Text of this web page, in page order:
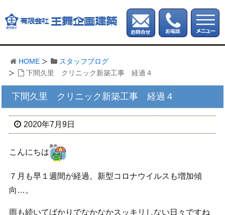
HOME
スタッフブログ
下間久里 クリニック新築工事 経過４
下間久里 クリニック新築工事 経過４
2020年7月9日
こんにちは
７月も早１週間が経過。新型コロナウイルスも増加傾
向…。
雨も続いてばかりでなかなかスッキリしない日々ですね